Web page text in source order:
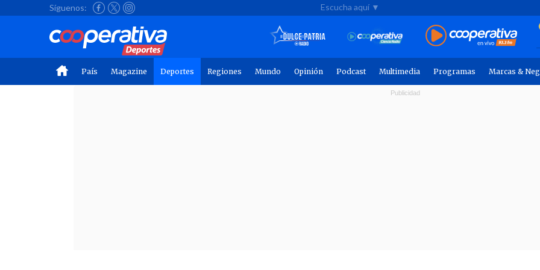
Síguenos: Escucha aquí ▼
País Magazine Deportes Regiones Mundo Opinión Podcast Multimedia Programas Marcas &